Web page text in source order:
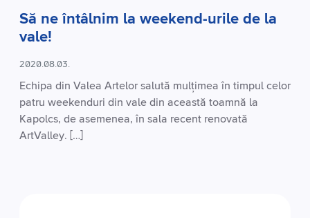
Să ne întâlnim la weekend-urile de la
vale!
2020.08.03.
Echipa din Valea Artelor salută mulțimea în timpul celor
patru weekenduri din vale din această toamnă la
Kapolcs, de asemenea, în sala recent renovată
ArtValley. […]